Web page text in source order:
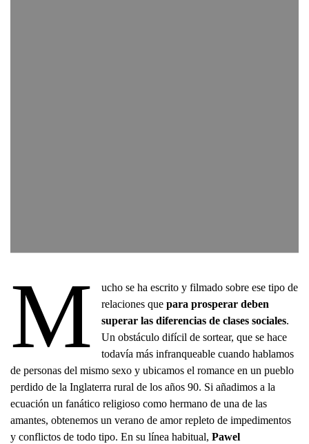
M
ucho se ha escrito y filmado sobre ese tipo de
relaciones quepara prosperar deben
superar las diferencias de clases sociales.
Un obstáculo difícil de sortear, que se hace
todavía más infranqueable cuando hablamos
de personas del mismo sexo y ubicamos el romance en un pueblo
perdido de la Inglaterra rural de los años 90. Si añadimos a la
ecuación un fanático religioso como hermano de una de las
amantes, obtenemos un verano de amor repleto de impedimentos
y conflictos de todo tipo. En su línea habitual, Pawel